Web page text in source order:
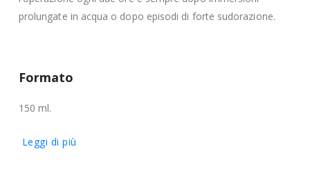
prolungate in acqua o dopo episodi di forte sudorazione.
Formato
150 ml.
Leggi di più